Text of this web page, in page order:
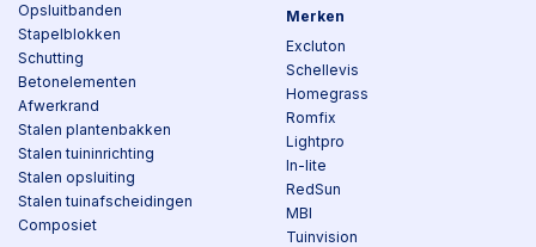
Opsluitbanden
Stapelblokken
Schutting
Betonelementen
Afwerkrand
Stalen plantenbakken
Stalen tuininrichting
Stalen opsluiting
Stalen tuinafscheidingen
Composiet
Merken
Excluton
Schellevis
Homegrass
Romfix
Lightpro
In-lite
RedSun
MBI
Tuinvision